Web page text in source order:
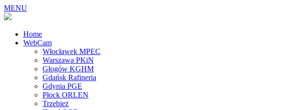
MENU
Home
WebCam
Włocławek MPEC
Warszawa PKiN
Głogów KGHM
Gdańsk Rafineria
Gdynia PGE
Płock ORLEN
Trzebież